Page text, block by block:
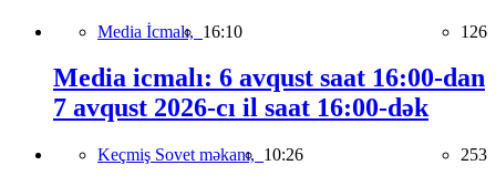
Media İcmalı, 16:10 126
Media icmalı: 6 avqust saat 16:00-dan
7 avqust 2026-cı il saat 16:00-dək
Keçmiş Sovet məkanı, 10:26 253